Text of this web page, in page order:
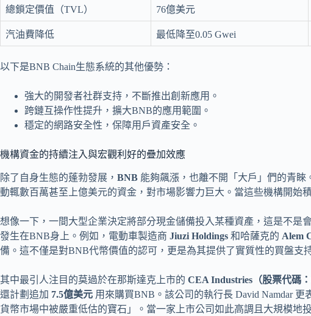
總鎖定價值（TVL） 76億美元
汽油費降低 最低降至0.05 Gwei
以下是BNB Chain生態系統的其他優勢：
強大的開發者社群支持，不斷推出創新應用。
跨鏈互操作性提升，擴大BNB的應用範圍。
穩定的網路安全性，保障用戶資產安全。
機構資金的持續注入與宏觀利好的疊加效應
除了自身生態的蓬勃發展， BNB 能夠飆漲，也離不開「大戶」們的青睞
動輒數百萬甚至上億美元的資金，對市場影響力巨大。當這些機構開始
想像一下，一間大型企業決定將部分現金儲備投入某種資產，這是不是
發生在BNB身上。例如，電動車製造商 Jiuzi Holdings 和哈薩克的 Alem
備。這不僅是對BNB代幣價值的認可，更是為其提供了實質性的買盤支
其中最引人注目的莫過於在那斯達克上市的 CEA Industries（股票代碼：
還計劃追加 7.5億美元 用來購買BNB。該公司的執行長 David Namdar
貨幣市場中被嚴重低估的寶石」。當一家上市公司如此高調且大規模地